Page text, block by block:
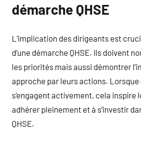
démarche QHSE
L’implication des dirigeants est
d’une démarche QHSE. Ils doivent
les priorités mais aussi démontrer
approche par leurs actions.
s’engagent activement, cela inspire
adhérer pleinement et à s’investir
QHSE.